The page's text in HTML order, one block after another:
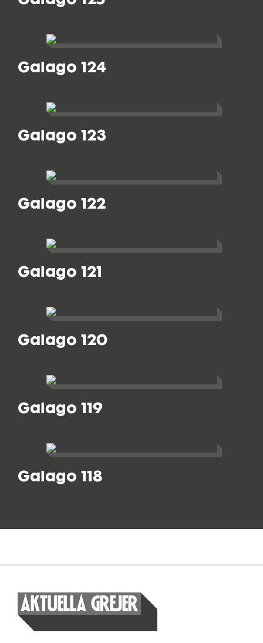
Galago 124
Galago 123
Galago 122
Galago 121
Galago 120
Galago 119
Galago 118
AKTUELLA GREJER